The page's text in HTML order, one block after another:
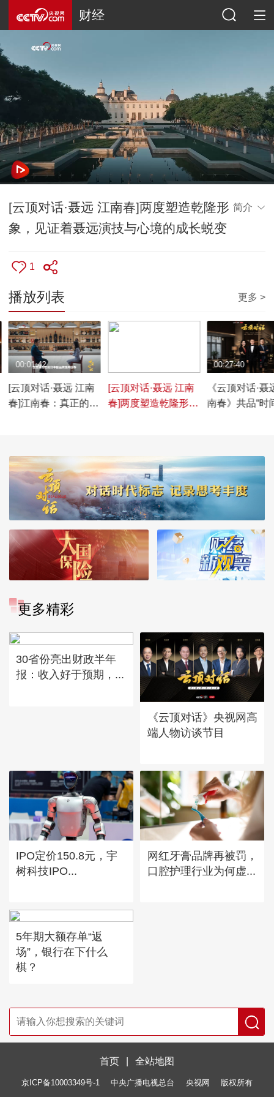
财经
[云顶对话·聂远 江南春]两度塑造乾隆形
象，见证着聂远演技与心境的成长蜕变
简介
1
播放列表 更多 >
[云顶对话·聂远 江南
春]江南春：真正的顶
00:01:42
[云顶对话·聂远 江南
春]两度塑造乾隆形
《云顶对话·聂
南春》共品“时
00:27:40
更多精彩
30省份亮出财政半年
报：收入好于预期，...
《云顶对话》央视网高
端人物访谈节目
IPO定价150.8元，宇
树科技IPO...
网红牙膏品牌再被罚，
口腔护理行业为何虚...
5年期大额存单“返
场”，银行在下什么
棋？
首页 全站地图
京ICP备10003349号-1 中央广播电视总台 央视网 版权所有